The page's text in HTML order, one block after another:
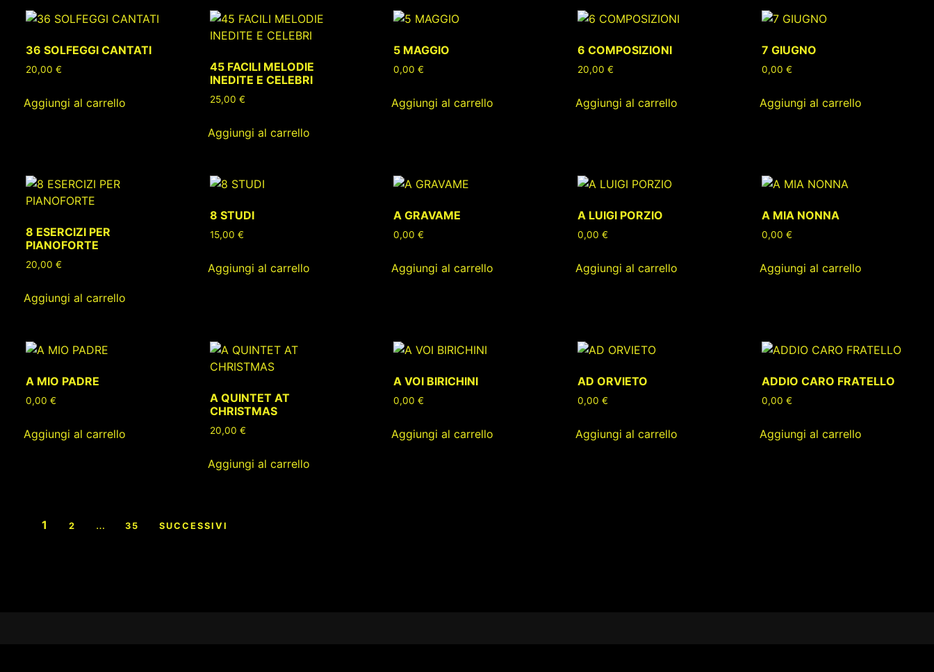
36 SOLFEGGI CANTATI
20,00 €
Aggiungi al carrello
45 FACILI MELODIE
INEDITE E CELEBRI
25,00 €
Aggiungi al carrello
5 MAGGIO
0,00€
Aggiungi al carrello
6 COMPOSIZIONI
20,00€
Aggiungi al carrello
7 GIUGNO
0,00€
Aggiungi al carrello
8 ESERCIZI PER
PIANOFORTE
20,00 €
Aggiungi al carrello
8 STUDI
15,00 €
Aggiungi al carrello
A GRAVAME
0,00€
Aggiungi al carrello
A LUIGI PORZIO
0,00€
Aggiungi al carrello
A MIA NONNA
0,00€
Aggiungi al carrello
A MIO PADRE
0,00 €
Aggiungi al carrello
A QUINTET AT
CHRISTMAS
20,00 €
Aggiungi al carrello
A VOI BIRICHINI
0,00€
Aggiungi al carrello
AD ORVIETO
0,00€
Aggiungi al carrello
ADDIO CARO FRATELLO
0,00€
Aggiungi al carrello
Paginazione
1 2 … 35 SUCCESSIVI